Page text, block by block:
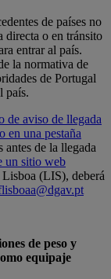
de países no
directa o en tránsito
entrar al país.
la normativa de
de Portugal
país.
de aviso de llegada
en una pestaña
de la llegada
un sitio web
(LIS), deberá
de peso y
equipaje